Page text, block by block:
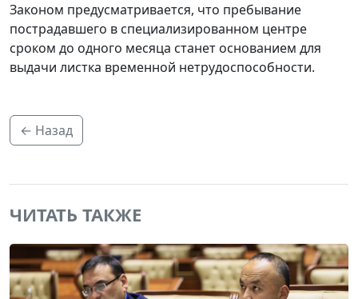
Законом предусматривается, что пребывание
пострадавшего в специализированном центре
сроком до одного месяца станет основанием для
выдачи листка временной нетрудоспособности.
← Назад
ЧИТАТЬ ТАКЖЕ